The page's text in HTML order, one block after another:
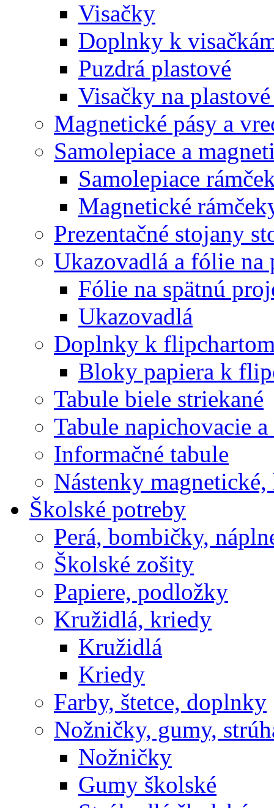
Visačky
Doplnky k
Puzdrá plastové
Visačky na
Magnetické pásy a
Samolepiace a
Samolepiace
Magnetické
Prezentačné stojany
Ukazovadlá a fólie na
Fólie na spätnú
Ukazovadlá
Doplnky k
Bloky papiera k
Tabule biele striekané
Tabule napichovacie
Informačné tabule
Nástenky
Školské potreby
Perá, bombičky,
Školské zošity
Papiere, podložky
Kružidlá, kriedy
Kružidlá
Kriedy
Farby, štetce, doplnky
Nožničky, gumy,
Nožničky
Gumy školské